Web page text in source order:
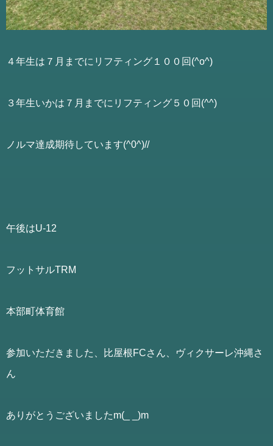
４年生は７月までにリフティング１００回(^o^)
３年生いかは７月までにリフティング５０回(^^)
ノルマ達成期待しています(^0^)//
午後はU-12
フットサルTRM
本部町体育館
参加いただきました、比屋根FCさん、ヴィクサーレ沖縄さ
ん
ありがとうございましたm(_ _)m